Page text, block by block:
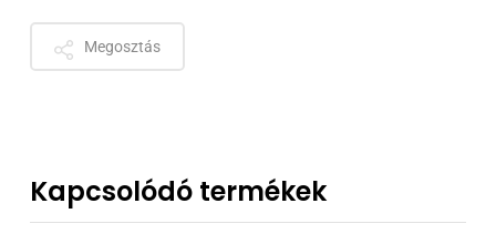
Megosztás
Kapcsolódó termékek